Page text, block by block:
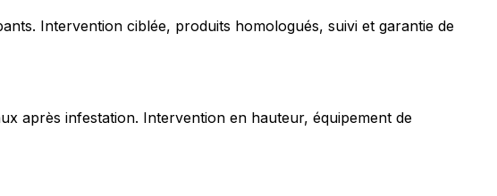
Intervention ciblée, produits homologués, suivi et garantie de
après infestation. Intervention en hauteur, équipement de